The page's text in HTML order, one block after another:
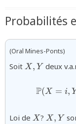
Probabilités
(Oral Mines-Ponts)
Soit {X,Y}
X , Y deux
P(X = i,
Loi de {X}
X? {X,Y}
X , Y